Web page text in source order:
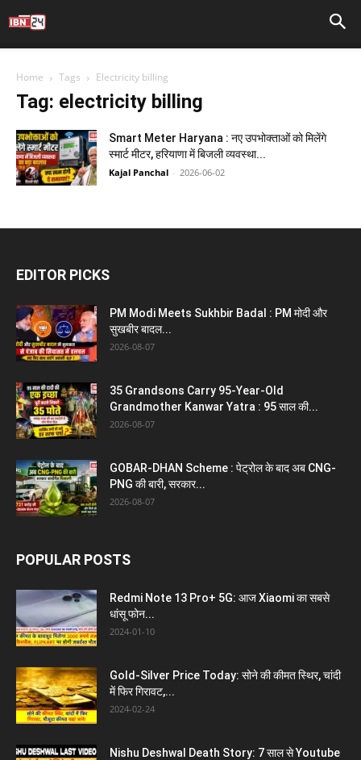
Home Tags Electricity billing
Tag: electricity billing
Smart Meter Haryana : नए उपभोक्ताओं को मिलेंगे
स्मार्ट मीटर, हरियाणा में बिजली व्यवस्था...
Kajal Panchal - 2026-06-02
EDITOR PICKS
PM Modi Meets Sukhbir Badal : PM मोदी और
सुखबीर बादल...
2026-08-07
35 Grandsons Carry 95-Year-Old
Grandmother Kanwar Yatra : 95 साल की...
2026-08-07
GOBAR-DHAN Scheme : पेट्रोल के बाद अब CNG-
PNG की बारी, सरकार...
2026-08-07
POPULAR POSTS
Redmi Note 13 Pro+ 5G: आज Xiaomi का सबसे
धांसू फोन...
2024-01-10
Gold-Silver Price Today: सोने की कीमत स्थिर, चांदी
में फिर गिरावट,...
2024-02-24
Nishu Deshwal Death Story: 7 साल से Youtube